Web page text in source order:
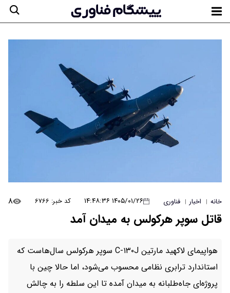
خانه | اخبار | فناوری ۱۴۰۵/۰۱/۲۶ ۱۴:۴۸:۳۶ کد خبر: ۶۷۶۶ ۸
قاتل سوپر هرکولس به میدان آمد
هواپیمای لاکهید مارتین C-۱۳۰J سوپر هرکولس سال‌هاست که
استاندارد ترابری نظامی محسوب می‌شود، اما حالا چین با
پروژه‌ای جاه‌طلبانه به میدان آمده تا این سلطه را به چالش